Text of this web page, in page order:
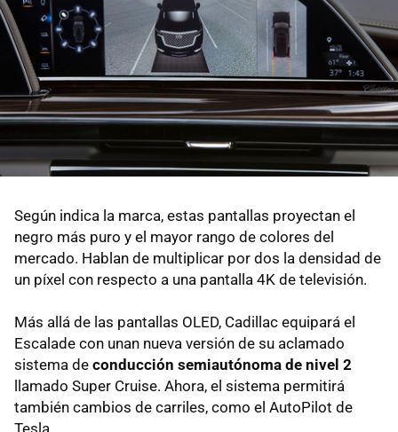
Según indica la marca, estas pantallas proyectan el
negro más puro y el mayor rango de colores del
mercado. Hablan de multiplicar por dos la densidad de
un píxel con respecto a una pantalla 4K de televisión.
Más allá de las pantallas OLED, Cadillac equipará el
Escalade con unan nueva versión de su aclamado
sistema de conducción semiautónoma de nivel 2
llamado Super Cruise. Ahora, el sistema permitirá
también cambios de carriles, como el AutoPilot de